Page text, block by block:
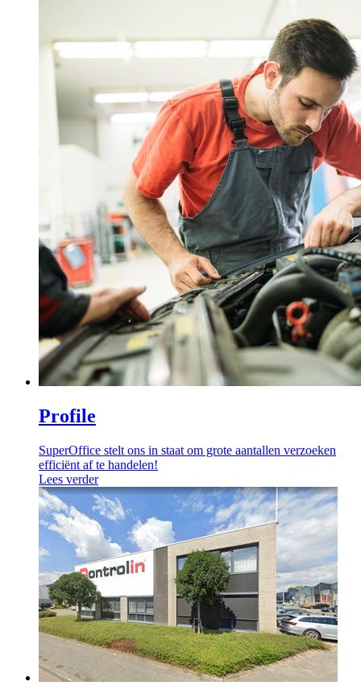
Profile
SuperOffice stelt ons in staat om grote aantallen verzoeken
efficiënt af te handelen!
Lees verder